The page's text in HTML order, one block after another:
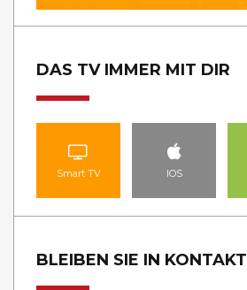
DAS TV IMMER MIT DIR
Smart TV IOS
BLEIBEN SIE IN KONTAKT